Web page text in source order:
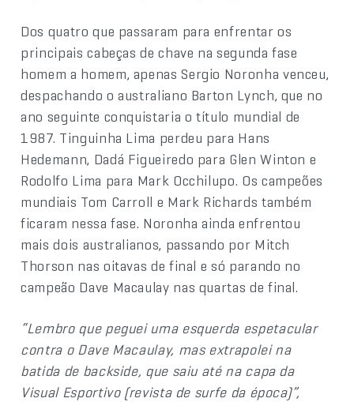
Dos quatro que passaram para enfrentar os
principais cabeças de chave na segunda fase
homem a homem, apenas Sergio Noronha venceu,
despachando o australiano Barton Lynch, que no
ano seguinte conquistaria o título mundial de
1987. Tinguinha Lima perdeu para Hans
Hedemann, Dadá Figueiredo para Glen Winton e
Rodolfo Lima para Mark Occhilupo. Os campeões
mundiais Tom Carroll e Mark Richards também
ficaram nessa fase. Noronha ainda enfrentou
mais dois australianos, passando por Mitch
Thorson nas oitavas de final e só parando no
campeão Dave Macaulay nas quartas de final.
“Lembro que peguei uma esquerda espetacular
contra o Dave Macaulay, mas extrapolei na
batida de backside, que saiu até na capa da
Visual Esportivo (revista de surfe da época)”,